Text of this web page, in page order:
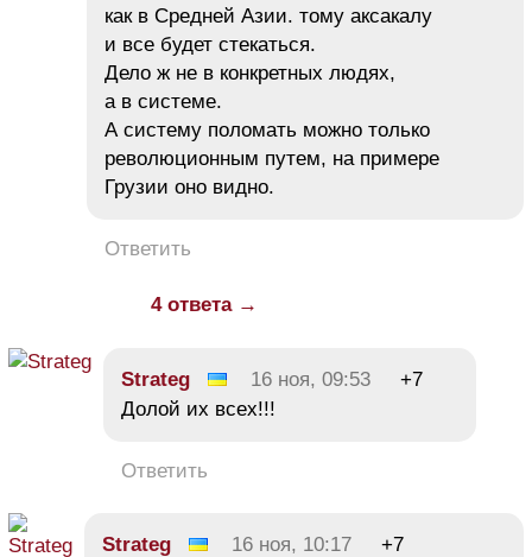
как в Средней Азии. тому аксакалу
и все будет стекаться.
Дело ж не в конкретных людях,
а в системе.
А систему поломать можно только
революционным путем, на примере
Грузии оно видно.
Ответить
4 ответа →
Strateg 16 ноя, 09:53
+7
Долой их всех!!!
Ответить
Strateg 16 ноя, 10:17
+7